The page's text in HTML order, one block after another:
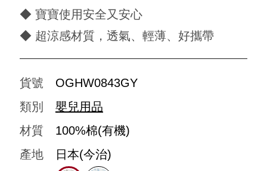
◆ 寶寶使用安全又安心
◆ 超涼感材質，透氣、輕薄、好攜帶
貨號
OGHW0843GY
類別
嬰兒用品
材質
100%棉(有機)
產地
日本(今治)